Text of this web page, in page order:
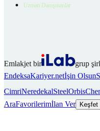
Uzman Danışmanlar
Emlakjet bir
grup
EndeksaKariyer.netİşin Olsun
CimriNeredekalSteelOrbis
AraFavorilerimİlan Ver Keşfet